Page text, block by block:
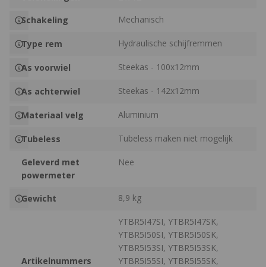
Schakeling Mechanisch
Type rem Hydraulische schijfremmen
As voorwiel Steekas - 100x12mm
As achterwiel Steekas - 142x12mm
Materiaal velg Aluminium
Tubeless Tubeless maken niet mogelijk
Geleverd met
powermeter
Nee
Gewicht 8,9 kg
Artikelnummers
YTBR5I47SI, YTBR5I47SK,
YTBR5I50SI, YTBR5I50SK,
YTBR5I53SI, YTBR5I53SK,
YTBR5I55SI, YTBR5I55SK,